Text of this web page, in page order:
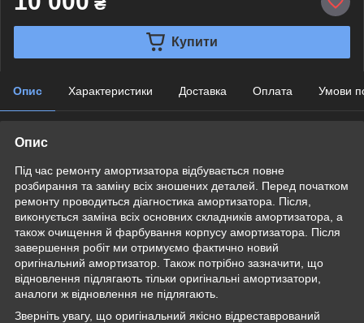
Купити
Опис Характеристики Доставка Оплата Умови
Опис
Під час ремонту амортизатора відбувається повне
розбирання та заміну всіх зношених деталей. Перед початком
ремонту проводиться діагностика амортизатора. Після,
виконується заміна всіх основних складників амортизатора, а
також очищення й фарбування корпусу амортизатора. Після
завершення робіт ми отримуємо фактично новий
оригінальний амортизатор. Також потрібно зазначити, що
відновлення підлягають тільки оригінальні амортизатори,
аналоги ж відновлення не підлягають.
Зверніть увагу, що оригінальний якісно відреставрований